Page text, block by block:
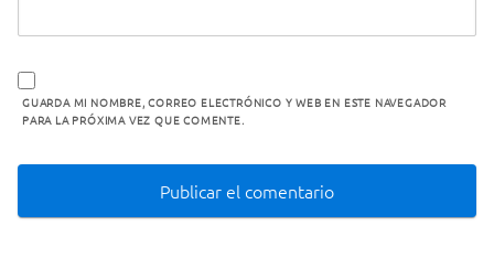
GUARDA MI NOMBRE, CORREO ELECTRÓNICO Y WEB EN ESTE NAVEGADOR
PARA LA PRÓXIMA VEZ QUE COMENTE.